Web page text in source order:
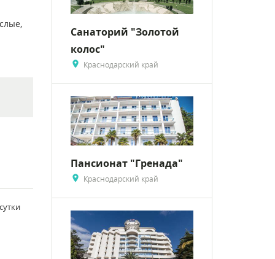
Санаторий "Золотой
колос"
Краснодарский край
Пансионат "Гренада"
Краснодарский край